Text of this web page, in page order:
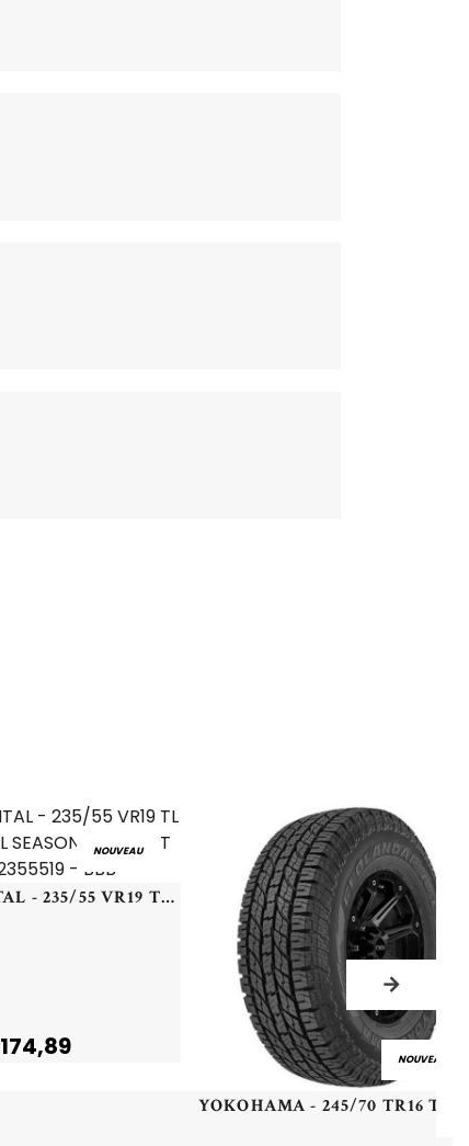
NOUVEAU
CONTINENTAL - 235/55 VR19 TL 105V CO ALL SEASON CONTACT XL - 2355519 - BBB
174,89 NOUVEAU